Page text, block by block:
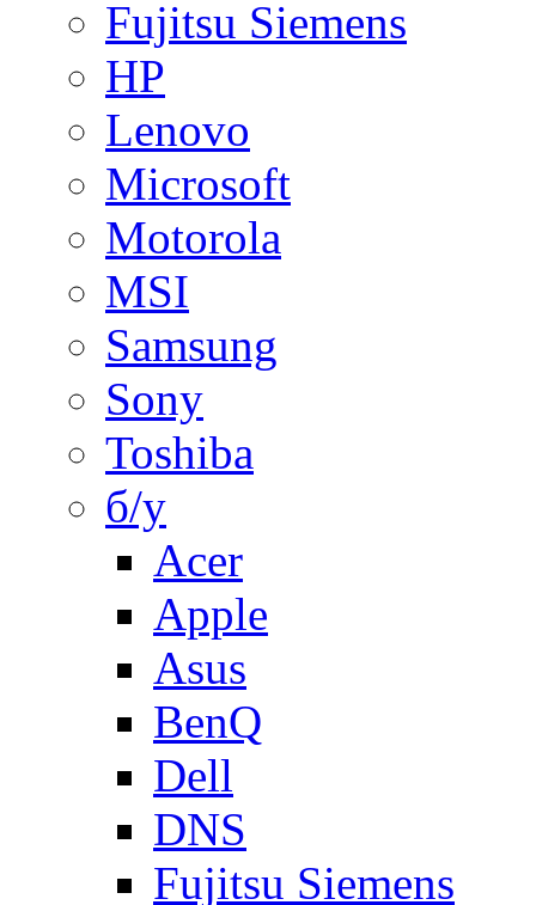
Fujitsu Siemens
HP
Lenovo
Microsoft
Motorola
MSI
Samsung
Sony
Toshiba
б/у
Acer
Apple
Asus
BenQ
Dell
DNS
Fujitsu Siemens